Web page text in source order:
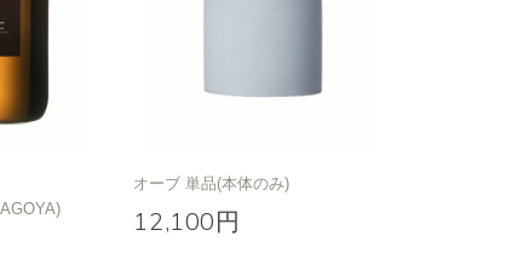
オーブ 単品(本体のみ)
12,100円